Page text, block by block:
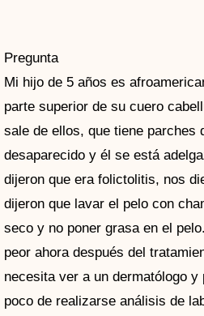
Pregunta
Mi hijo de 5 años es
parte superior de su cuero
sale de ellos, que tiene parches
desaparecido y él se está
dijeron que era folictolitis, nos
dijeron que lavar el pelo con
seco y no poner grasa en el
peor ahora después del
necesita ver a un dermatólogo y
poco de realizarse análisis de